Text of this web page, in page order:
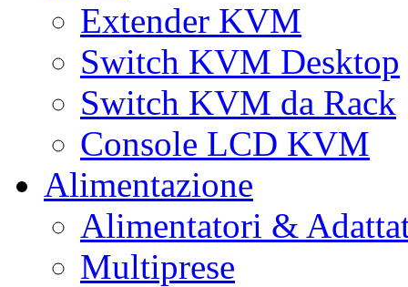
Extender KVM
Switch KVM Desktop
Switch KVM da Rack
Console LCD KVM
Alimentazione
Alimentatori &
Multiprese